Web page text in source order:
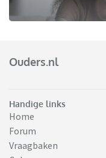
Ouders.nl
Handige links
Home
Forum
Vraagbaken